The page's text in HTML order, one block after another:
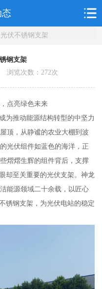
伏不锈钢支架
钢支架
浏览次数：272次
点亮绿色未来
为推动能源结构转型的中坚力
顶，从静谧的农业大棚到波
光伏组件如蓝色的海洋，正
熠熠生辉的组件背后，支撑
却至关重要的光伏支架。神龙
能源领域二十余载，以匠心
锈钢支架，为光伏电站的稳定